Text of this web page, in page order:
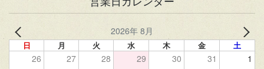
2026年 8月
日 月 火 水 木 金 土
26 27 28 29 30 31 1